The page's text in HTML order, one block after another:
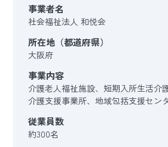
事業者名
社会福祉法人 和悦会
所在地（都道府県）
大阪府
事業内容
介護老人福祉施設、短期入所生活介
介護支援事業所、地域包括支援セン
従業員数
約300名